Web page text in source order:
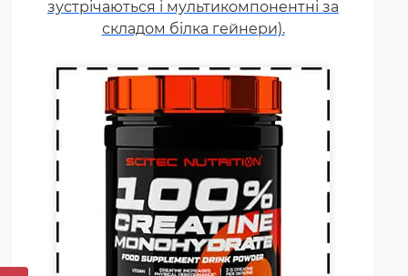
зустрічаються і мультикомпонентні за
складом білка гейнери).
м'язах.